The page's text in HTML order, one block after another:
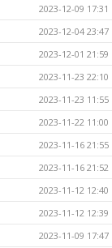
2023-12-09 17:31
2023-12-04 23:47
2023-12-01 21:59
2023-11-23 22:10
2023-11-23 11:55
2023-11-22 11:00
2023-11-16 21:55
2023-11-16 21:52
2023-11-12 12:40
2023-11-12 12:39
2023-11-09 17:47